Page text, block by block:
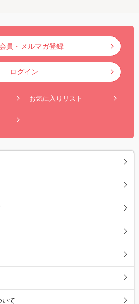
員・メルマガ登録
ログイン
お気に入りリスト
いて